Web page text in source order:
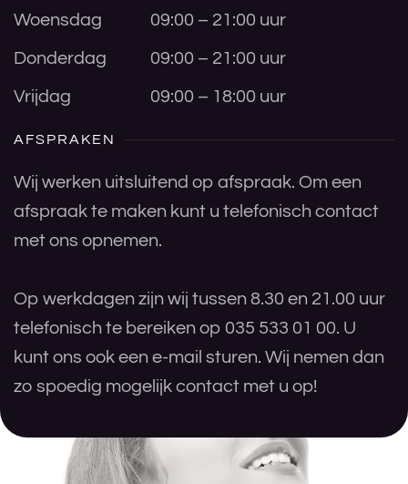
Woensdag 09:00 – 21:00 uur
Donderdag 09:00 – 21:00 uur
Vrijdag 09:00 – 18:00 uur
AFSPRAKEN
Wij werken uitsluitend op afspraak. Om een
afspraak te maken kunt u telefonisch contact
met ons opnemen.
Op werkdagen zijn wij tussen 8.30 en 21.00 uur
telefonisch te bereiken op 035 533 01 00. U
kunt ons ook een e-mail sturen. Wij nemen dan
zo spoedig mogelijk contact met u op!